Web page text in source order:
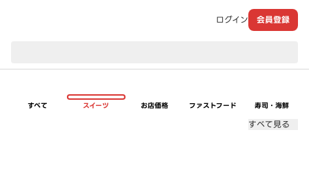
ログイン 会員登録
すべて スイーツ お店価格 ファストフード 寿司・海鮮
すべて見る